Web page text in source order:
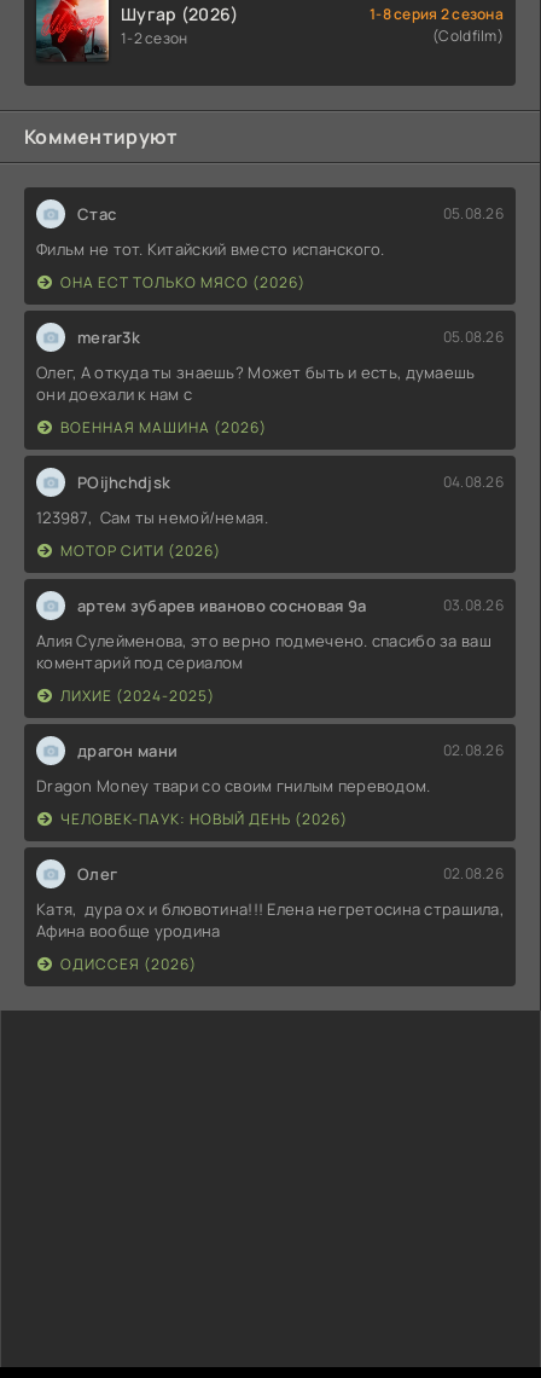
Шугар (2026)
1-2 сезон
1-8 серия 2 сезона
(Coldfilm)
Комментируют
Стас 05.08.26
Фильм не тот. Китайский вместо испанского.
ОНА ЕСТ ТОЛЬКО МЯСО (2026)
merar3k 05.08.26
Олег, А откуда ты знаешь? Может быть и есть, думаешь
они доехали к нам с
ВОЕННАЯ МАШИНА (2026)
POijhchdjsk 04.08.26
123987, Сам ты немой/немая.
МОТОР СИТИ (2026)
артем зубарев иваново сосновая 9а 03.08.26
Алия Сулейменова, это верно подмечено. спасибо за ваш
коментарий под сериалом
ЛИХИЕ (2024-2025)
драгон мани 02.08.26
Dragon Money твари со своим гнилым переводом.
ЧЕЛОВЕК-ПАУК: НОВЫЙ ДЕНЬ (2026)
Олег 02.08.26
Катя, дура ох и блювотина!!! Елена негретосина страшила,
Афина вообще уродина
ОДИССЕЯ (2026)